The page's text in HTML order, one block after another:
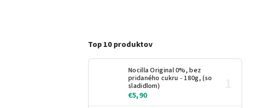
Top 10 produktov
Nocilla Original 0%, bez
pridaného cukru - 180g, (so
sladidlom)
€5,90